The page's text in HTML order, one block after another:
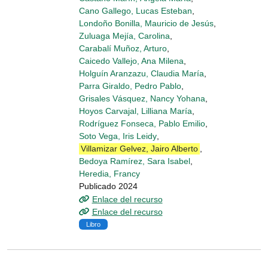
Cano Gallego, Lucas Esteban,
Londoño Bonilla, Mauricio de Jesús,
Zuluaga Mejía, Carolina,
Carabalí Muñoz, Arturo,
Caicedo Vallejo, Ana Milena,
Holguín Aranzazu, Claudia María,
Parra Giraldo, Pedro Pablo,
Grisales Vásquez, Nancy Yohana,
Hoyos Carvajal, Lilliana María,
Rodríguez Fonseca, Pablo Emilio,
Soto Vega, Iris Leidy,
Villamizar Gelvez, Jairo Alberto ,
Bedoya Ramírez, Sara Isabel,
Heredia, Francy
Publicado 2024
Enlace del recurso
Enlace del recurso
Libro